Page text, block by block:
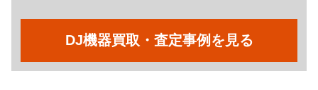
DJ機器買取・査定事例を見る